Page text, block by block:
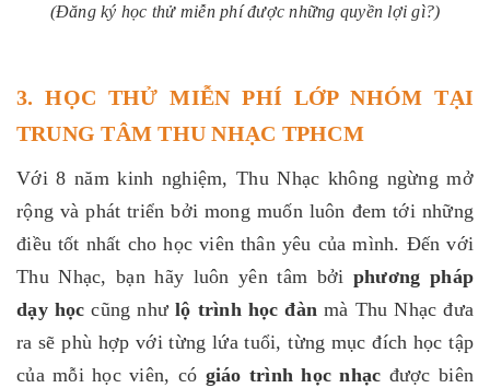
(Đăng ký học thử miễn phí được những quyền lợi gì?)
3. HỌC THỬ MIỄN PHÍ LỚP NHÓM TẠI
TRUNG TÂM THU NHẠC TPHCM
Với 8 năm kinh nghiệm, Thu Nhạc không ngừng mở
rộng và phát triển bởi mong muốn luôn đem tới những
điều tốt nhất cho học viên thân yêu của mình. Đến với
Thu Nhạc, bạn hãy luôn yên tâm bởi phương pháp
dạy học cũng nhưlộ trình học đànmà Thu Nhạc đưa
ra sẽ phù hợp với từng lứa tuổi, từng mục đích học tập
của mỗi học viên, có giáo trình học nhạc được biên